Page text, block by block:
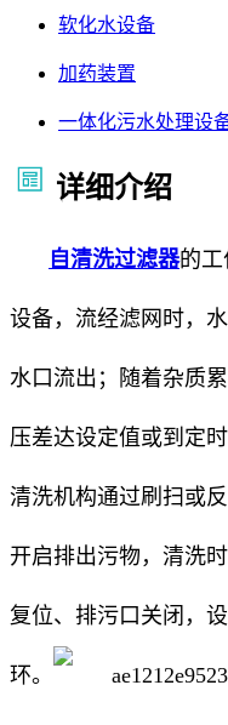
软化水设备
加药装置
一体化污水处理设
详细介绍
自清洗过滤器的工
设备，流经滤网时，
水口流出；随着杂质
压差达设定值或到定
清洗机构通过刷扫或
开启排出污物，清洗
复位、排污口关闭，
环。